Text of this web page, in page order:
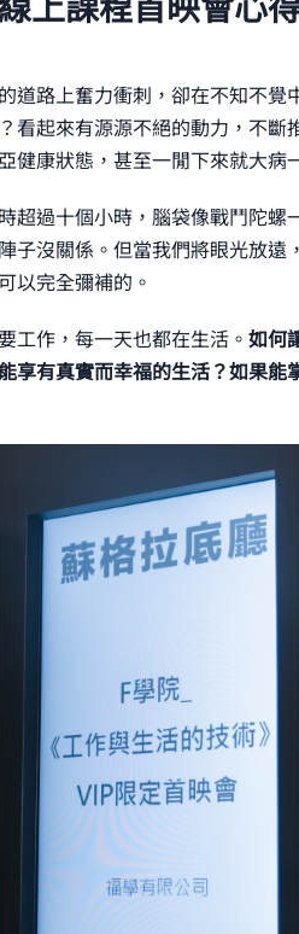
道路上奮力衝刺，卻在不知不覺
看起來有源源不絕的動力，不斷
康狀態，甚至一閒下來就大病
超過十個小時，腦袋像戰鬥陀螺
子沒關係。但當我們將眼光放遠
以完全彌補的。
工作，每一天也都在生活。 如何
享有真實而幸福的生活？如果能